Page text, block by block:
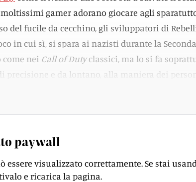
moltissimi gamer adorano giocare agli
del fucile da cecchino, gli sviluppatori di
in cui sì, si spara ai nazisti durante la Seconda
nei Call of Dutyclassici, ma lo si fa
e da lontano, alla maniera dei
paywall
essere visualizzato correttamente. Se stai
e ricarica la pagina.